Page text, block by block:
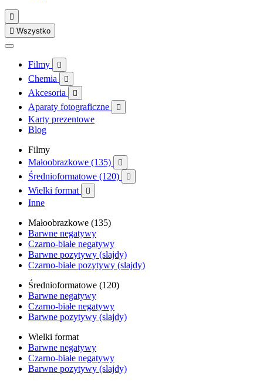

 Wszystko
Filmy 
Chemia 
Akcesoria 
Aparaty fotograficzne 
Karty prezentowe
Blog
Filmy
Małoobrazkowe (135)

Średnioformatowe (120) 
Wielki format 
Inne
Małoobrazkowe (135)
Barwne negatywy
Czarno-białe negatywy
Barwne pozytywy (slajdy)
Czarno-białe pozytywy (slajdy)
Średnioformatowe (120)
Barwne negatywy
Czarno-białe negatywy
Barwne pozytywy (slajdy)
Wielki format
Barwne negatywy
Czarno-białe negatywy
Barwne pozytywy (slajdy)